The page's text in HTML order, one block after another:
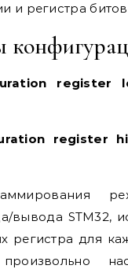
и регистра
register
register
вывода STM32,
регистра для